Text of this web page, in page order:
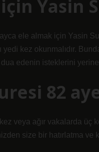
Yasin
ele almak için Yasin
yedi kez okunmalıdır.
edenin isteklerini
82
kez veya ağır vakalarda
size bir hatırlatma